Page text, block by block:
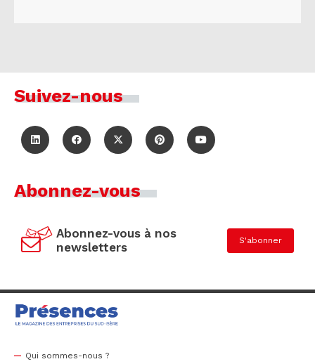
Suivez-nous
Abonnez-vous
Abonnez-vous à nos
newsletters
S'abonner
Qui sommes-nous ?